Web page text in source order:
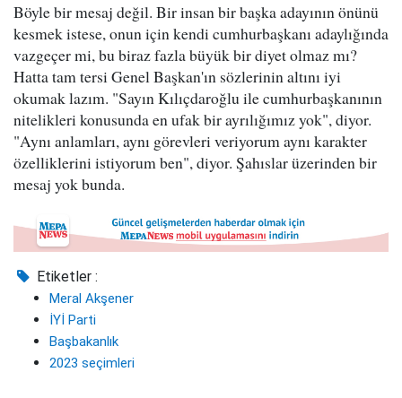
Böyle bir mesaj değil. Bir insan bir başka adayının önünü
kesmek istese, onun için kendi cumhurbaşkanı adaylığında
vazgeçer mi, bu biraz fazla büyük bir diyet olmaz mı?
Hatta tam tersi Genel Başkan'ın sözlerinin altını iyi
okumak lazım. "Sayın Kılıçdaroğlu ile cumhurbaşkanının
nitelikleri konusunda en ufak bir ayrılığımız yok", diyor.
"Aynı anlamları, aynı görevleri veriyorum aynı karakter
özelliklerini istiyorum ben", diyor. Şahıslar üzerinden bir
mesaj yok bunda.
Etiketler :
Meral Akşener
İYİ Parti
Başbakanlık
2023 seçimleri